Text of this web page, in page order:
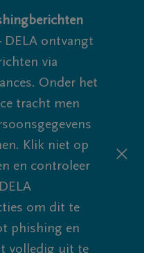
DELA ontvangt
via
Onder het
tracht men
Klik niet op
en controleer
om dit te
phishing en
volledig uit te